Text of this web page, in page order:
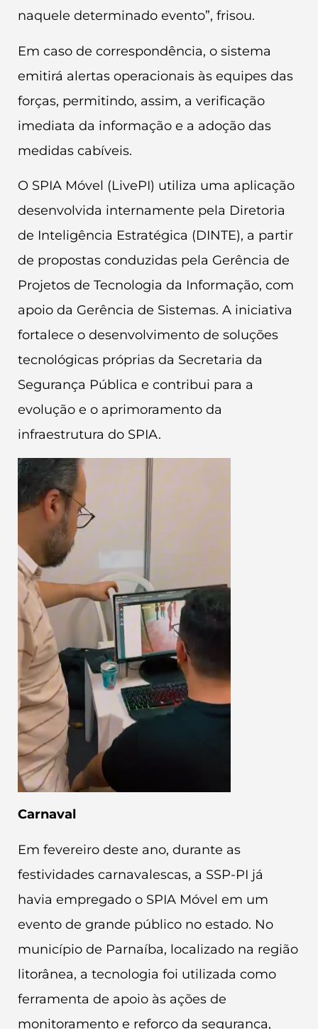
naquele determinado evento”, frisou.
Em caso de correspondência, o sistema
emitirá alertas operacionais às equipes das
forças, permitindo, assim, a verificação
imediata da informação e a adoção das
medidas cabíveis.
O SPIA Móvel (LivePI) utiliza uma aplicação
desenvolvida internamente pela Diretoria
de Inteligência Estratégica (DINTE), a partir
de propostas conduzidas pela Gerência de
Projetos de Tecnologia da Informação, com
apoio da Gerência de Sistemas. A iniciativa
fortalece o desenvolvimento de soluções
tecnológicas próprias da Secretaria da
Segurança Pública e contribui para a
evolução e o aprimoramento da
infraestrutura do SPIA.
Carnaval
Em fevereiro deste ano, durante as
festividades carnavalescas, a SSP-PI já
havia empregado o SPIA Móvel em um
evento de grande público no estado. No
município de Parnaíba, localizado na região
litorânea, a tecnologia foi utilizada como
ferramenta de apoio às ações de
monitoramento e reforço da segurança,